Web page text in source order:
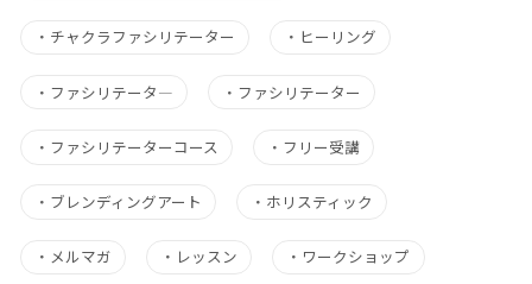
・ チャクラファシリテーター ・ ヒーリング
・ ファシリテータ― ・ ファシリテーター
・ ファシリテーターコース ・ フリー受講
・ ブレンディングアート ・ ホリスティック
・ メルマガ ・ レッスン ・ ワークショップ